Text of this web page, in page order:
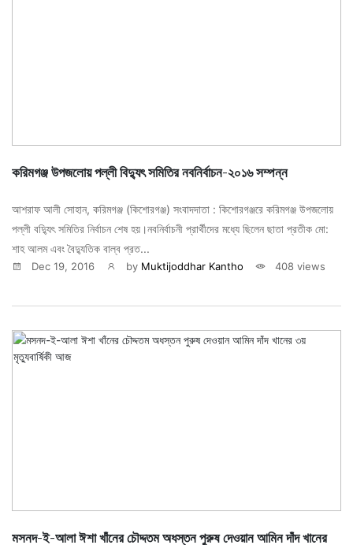
করিমগঞ্জ উপজলোয় পল্লী বিদ্যুৎ সমিতির নবনির্বাচন-২০১৬ সম্পন্ন
আশরাফ আলী সােহান, করিমগঞ্জ (কিশোরগঞ্জ) সংবাদদাতা : কিশোরগঞ্জরে করিমগঞ্জ উপজলোয়
পল্লী বদ্যিুৎ সমিতির নির্বাচন শেষ হয়।নবনির্বাচনী প্রার্থীদের মধ্যে ছিলেন ছাতা প্রতীক মো:
শাহ আলম এবং বৈদ্যুতিক বাল্ব প্রত...
Dec 19, 2016 by Muktijoddhar Kantho 408 views
মসনদ-ই-আলা ঈশা খাঁনের চৌদ্দতম অধস্তন পুরুষ দেওয়ান আমিন দাঁদ খানের